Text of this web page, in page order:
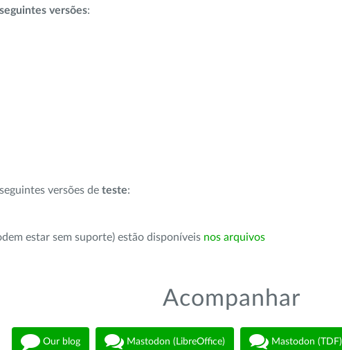
seguintes versões:
versões de teste:
estar sem suporte) estão disponíveis nos arquivos
Acompanhar
Our blog Mastodon (LibreOffice) Mastodon (TDF)